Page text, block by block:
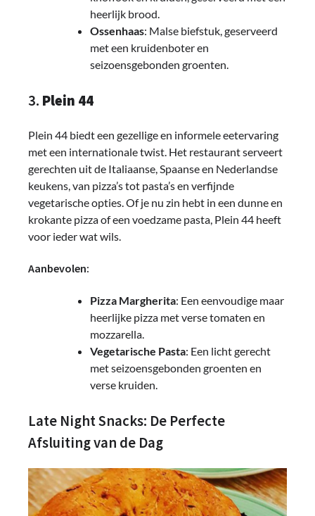
heerlijk brood.
Ossenhaas: Malse biefstuk, geserveerd
met een kruidenboter en
seizoensgebonden groenten.
3. Plein 44
Plein 44 biedt een gezellige en informele eetervaring
met een internationale twist. Het restaurant serveert
gerechten uit de Italiaanse, Spaanse en Nederlandse
keukens, van pizza’s tot pasta’s en verfijnde
vegetarische opties. Of je nu zin hebt in een dunne en
krokante pizza of een voedzame pasta, Plein 44 heeft
voor ieder wat wils.
Aanbevolen:
Pizza Margherita: Een eenvoudige maar
heerlijke pizza met verse tomaten en
mozzarella.
Vegetarische Pasta: Een licht gerecht
met seizoensgebonden groenten en
verse kruiden.
Late Night Snacks: De Perfecte
Afsluiting van de Dag